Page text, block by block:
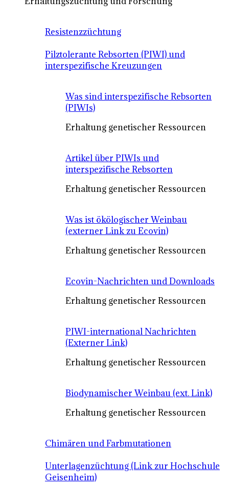
Resistenzzüchtung
Pilztolerante Rebsorten (PIWI) und
interspezifische Kreuzungen
Was sind interspezifische Rebsorten
(PIWIs)
Erhaltung genetischer Ressourcen
Artikel über PIWIs und
interspezifische Rebsorten
Erhaltung genetischer Ressourcen
Was ist ökölogischer Weinbau
(externer Link zu Ecovin)
Erhaltung genetischer Ressourcen
Ecovin-Nachrichten und Downloads
Erhaltung genetischer Ressourcen
PIWI-international Nachrichten
(Externer Link)
Erhaltung genetischer Ressourcen
Biodynamischer Weinbau (ext. Link)
Erhaltung genetischer Ressourcen
Chimären und Farbmutationen
Unterlagenzüchtung (Link zur Hochschule
Geisenheim)